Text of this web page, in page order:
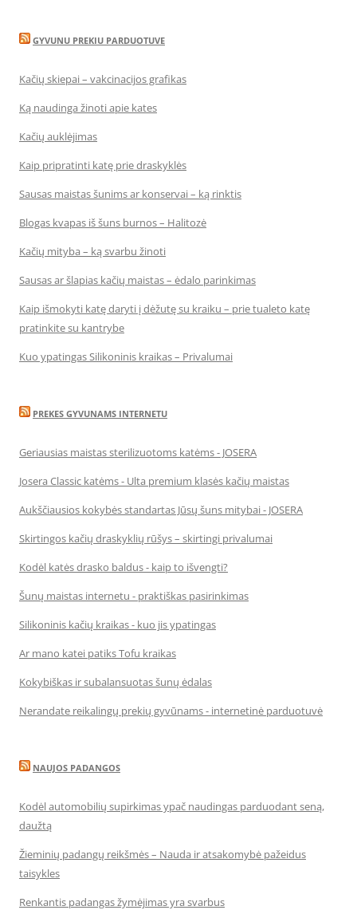
GYVUNU PREKIU PARDUOTUVE
Kačių skiepai – vakcinacijos grafikas
Ką naudinga žinoti apie kates
Kačių auklėjimas
Kaip pripratinti katę prie draskyklės
Sausas maistas šunims ar konservai – ką rinktis
Blogas kvapas iš šuns burnos – Halitozė
Kačių mityba – ką svarbu žinoti
Sausas ar šlapias kačių maistas – ėdalo parinkimas
Kaip išmokyti katę daryti į dėžutę su kraiku – prie tualeto katę
pratinkite su kantrybe
Kuo ypatingas Silikoninis kraikas – Privalumai
PREKES GYVUNAMS INTERNETU
Geriausias maistas sterilizuotoms katėms - JOSERA
Josera Classic katėms - Ulta premium klasės kačių maistas
Aukščiausios kokybės standartas Jūsų šuns mitybai - JOSERA
Skirtingos kačių draskyklių rūšys – skirtingi privalumai
Kodėl katės drasko baldus - kaip to išvengti?
Šunų maistas internetu - praktiškas pasirinkimas
Silikoninis kačių kraikas - kuo jis ypatingas
Ar mano katei patiks Tofu kraikas
Kokybiškas ir subalansuotas šunų ėdalas
Nerandate reikalingų prekių gyvūnams - internetinė parduotuvė
NAUJOS PADANGOS
Kodėl automobilių supirkimas ypač naudingas parduodant seną,
daužtą
Žieminių padangų reikšmės – Nauda ir atsakomybė pažeidus
taisykles
Renkantis padangas žymėjimas yra svarbus